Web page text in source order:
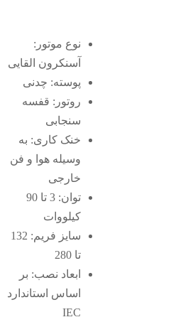
نوع موتور:
آسنکرون القایی
پوسته: چدنی
روتور: قفسه
خنک کاری: به
وسیله هوا و فن
توان: 3 تا 90
کیلووات
سایز فریم: 132
ابعاد نصب: بر
اساس استاندارد